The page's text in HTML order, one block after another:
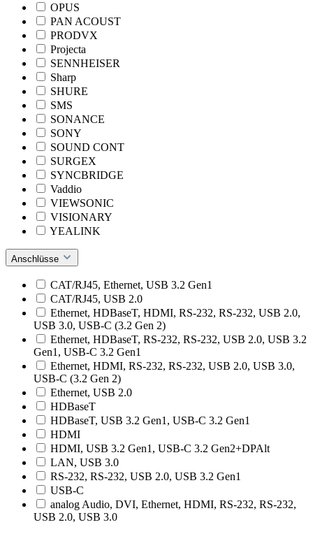
OPUS
PAN ACOUST
PRODVX
Projecta
SENNHEISER
Sharp
SHURE
SMS
SONANCE
SONY
SOUND CONT
SURGEX
SYNCBRIDGE
Vaddio
VIEWSONIC
VISIONARY
YEALINK
Anschlüsse
CAT/RJ45, Ethernet, USB 3.2 Gen1
CAT/RJ45, USB 2.0
Ethernet, HDBaseT, HDMI, RS-232, RS-232, USB 2.0,
USB 3.0, USB-C (3.2 Gen 2)
Ethernet, HDBaseT, RS-232, RS-232, USB 2.0, USB 3.2
Gen1, USB-C 3.2 Gen1
Ethernet, HDMI, RS-232, RS-232, USB 2.0, USB 3.0,
USB-C (3.2 Gen 2)
Ethernet, USB 2.0
HDBaseT
HDBaseT, USB 3.2 Gen1, USB-C 3.2 Gen1
HDMI
HDMI, USB 3.2 Gen1, USB-C 3.2 Gen2+DPAlt
LAN, USB 3.0
RS-232, RS-232, USB 2.0, USB 3.2 Gen1
USB-C
analog Audio, DVI, Ethernet, HDMI, RS-232, RS-232,
USB 2.0, USB 3.0